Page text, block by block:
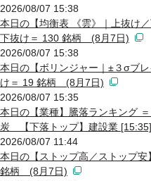
2026/08/07 15:38
本日の【均衡表 《雲》｜上抜
下抜け＝ 130 銘柄 (8月7日)
2026/08/07 15:38
本日の【ボリンジャー｜±３σブ
け＝ 19 銘柄 (8月7日)
2026/08/07 15:35
本日の【業種】騰落ランキング
炭 【下落トップ】建設業 [15:35]
2026/08/07 11:44
本日の【ストップ高／ストッ
銘柄 (8月7日)